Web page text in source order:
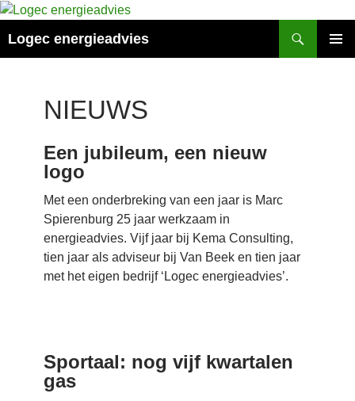
Ga
deLogec energieadvies
NIEUWS
Een jubileum, een nieuw
logo
Met een onderbreking van een jaar is Marc
Spierenburg 25 jaar werkzaam in
energieadvies. Vijf jaar bij Kema Consulting,
tien jaar als adviseur bij Van Beek en tien jaar
met het eigen bedrijf ‘Logec energieadvies’.
Sportaal: nog vijf kwartalen
gas